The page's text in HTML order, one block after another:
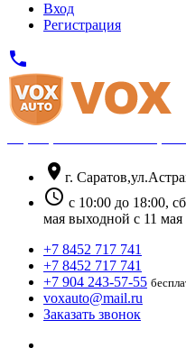
Вход
Регистрация
phone
location_on г.
schedule с 10:00 до 18:00,
мая выходной с 11
+7 8452 717 741
+7 8452 717 741
+7 904 243-57-55
voxauto@mail.ru
Заказать звонок